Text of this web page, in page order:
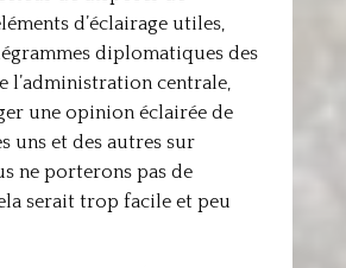
d’éclairage utiles,
diplomatiques des
l’administration centrale,
une opinion éclairée de
uns et des autres sur
ne porterons pas de
serait trop facile et peu